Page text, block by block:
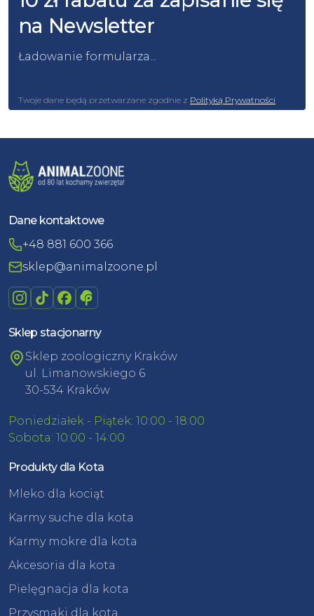
na Newsletter
Ładowanie formularza...
Twoje dane będą przetwarzane zgodnie z Polityką Prywatności
Dane kontaktowe
+48 881 600 366
sklep@animalzoone.pl
Sklep stacjonarny
Sklep zoologiczny Kraków
ul. Limanowskiego 6
30-534 Kraków
Poniedziałek - Piątek: 10:00 - 18:00
Sobota: 10:00 - 14:00
Produkty dla Kota
Mleko dla kociąt
Karmy suche dla kota
Karmy mokre dla kota
Akcesoria dla kota
Pielęgnacja dla kota
Przysmaki dla kota